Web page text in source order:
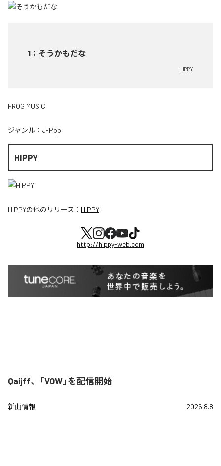
1 ： そうかもだな
HIPPY
FROG MUSIC
ジャンル： J-Pop
HIPPY
HIPPYの他のリリース： HIPPY
http://hippy-web.com
Qaijff、「VOW」を配信開始
新曲情報 2026.8.8